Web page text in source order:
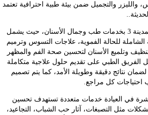
والتجميلضمن بيئة طبية احترافية تعتمد
طب وجمال الأسنان، حيث يشمل
الفموية، علاجات التسوس وترميم
الأسنان لتحسين صحة الفم والمظهر
الطبي على تقديم حلول علاجية متكاملة
دقيقة وطويلة الأمد، كما يتم تصميم
كل مراجع.
خدمات متعددة تستهدف تحسين
التصبغات، آثار حب الشباب، التجاعيد،